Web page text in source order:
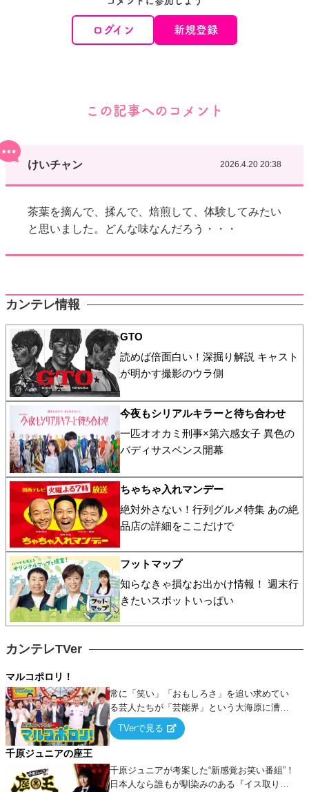
ログイン 新規登録
この記事へのコメント
けいチャン 2026.4.20 20:38
茶葉を摘んで、揉んで、焙煎して、体験してみたい
と思いました。どんな味なんだろう・・・
カンテレ情報
GTO
読めば倍面白い！深掘り解説 キャスト
が明かす撮影のウラ側
今夜もシリアルキラーと待ち合わせ
一匹オオカミ刑事×第六感女子 異色の
バディサスペンス開幕
ちゃちゃ入れマンデー
絶対外さない！行列グルメ特集 あの絶
品店の詳細をここだけで
フットマップ
知らなきゃ損なお出かけ情報！ 週末行
きたいスポットいっぱい
カンテレTVer
マルコポロリ！
常に「笑い」「おもしろさ」を追い求めてい
る芸人たちが「芸能界」という大海原に漕ぎ
出でて、新たなオモシロ人間を発掘する！
TVerで見る
千原ジュニアの座王
千原ジュニアが考案した“新感覚お笑い番組”！
日本人なら誰もが馴染みのある『イス取りゲ